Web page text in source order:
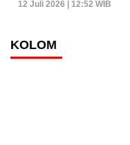
12 Juli 2026 | 12:52 WIB
KOLOM